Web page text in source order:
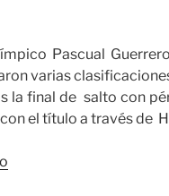
Pascual
varias
la final de salto con
el título a través de